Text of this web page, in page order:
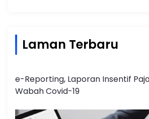
Laman Terbaru
e-Reporting, Laporan Insentif
Wabah Covid-19